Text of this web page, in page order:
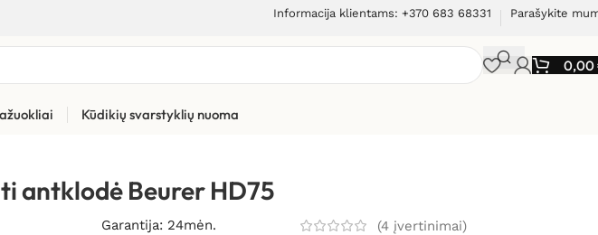
Informacija klientams: +370 683 68331 Parašykite
0,00
Kūdikių svarstyklių nuoma
antklodė Beurer HD75
Garantija: 24mėn. (4įvertinimai)